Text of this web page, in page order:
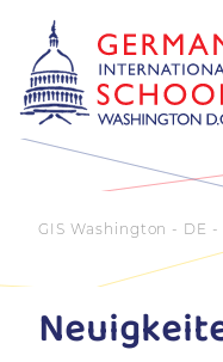
GIS Washington - DE